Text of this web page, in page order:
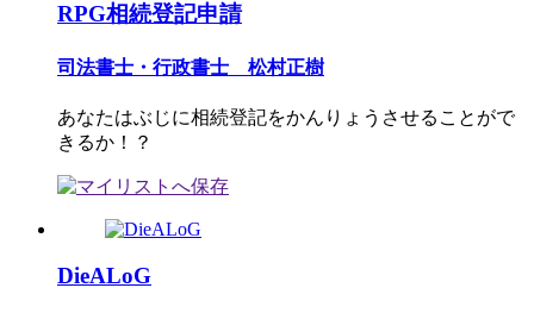
RPG相続登記申請
司法書士・行政書士 松村正樹
あなたはぶじに相続登記をかんりょうさせることがで
きるか！？
DieALoG